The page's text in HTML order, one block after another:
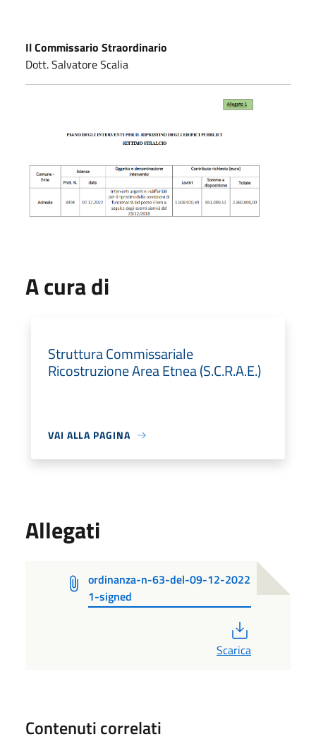
Il Commissario Straordinario
Dott. Salvatore Scalia
A cura di
Struttura Commissariale
Ricostruzione Area Etnea (S.C.R.A.E.)
VAI ALLA PAGINA
Allegati
ordinanza-n-63-del-09-12-2022
1-signed
Scarica
Contenuti correlati